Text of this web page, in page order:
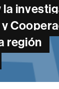
región